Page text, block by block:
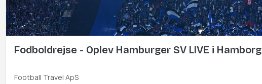
Fodboldrejse - Oplev Hamburger SV LIVE i Hamborg
Football Travel ApS